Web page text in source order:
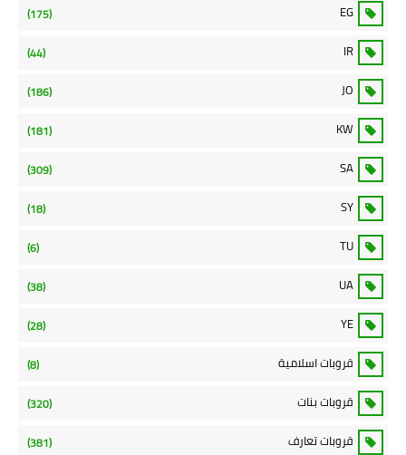
EG
(175)
IR
(44)
JO
(186)
KW
(181)
SA
(309)
SY
(18)
TU
(6)
UA
(38)
YE
(28)
قروبات اسلامية (8)
قروبات بنات (320)
قروبات تعارف (381)